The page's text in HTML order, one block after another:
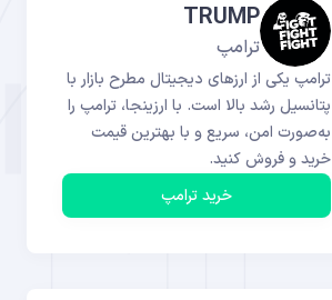
TRUMP
ترامپ
ترامپ یکی از ارزهای دیجیتال مطرح بازار با
پتانسیل رشد بالا است. با ارزینجا، ترامپ را
به‌صورت امن، سریع و با بهترین قیمت
خرید و فروش کنید.
خرید ترامپ